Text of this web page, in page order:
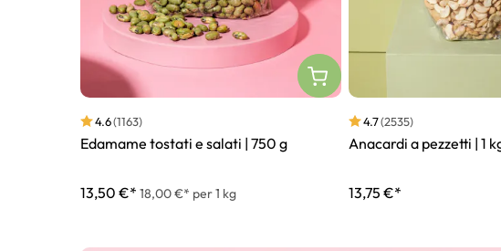
4.6(1163)
Edamame tostati e salati | 750 g
13,50 €* 18,00 €* per 1 kg
4.7(2535)
Anacardi a pezzetti | 1
13,75 €*